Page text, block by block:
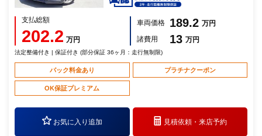
支払総額
202.2 万円
車両価格 189.2 万円
諸費用
13 万円
法定整備付き | 保証付き (部分保証 36ヶ月：走行無制限)
パック料金あり プラチナクーポン
OK保証プレミアム
お気に入り追加 見積依頼・来店予約